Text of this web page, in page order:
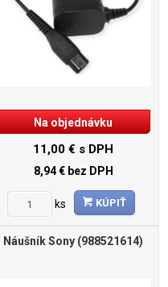
Na objednávku
11,00 € s DPH
8,94 € bez DPH
ks KÚPIŤ
Náušník Sony (988521614)